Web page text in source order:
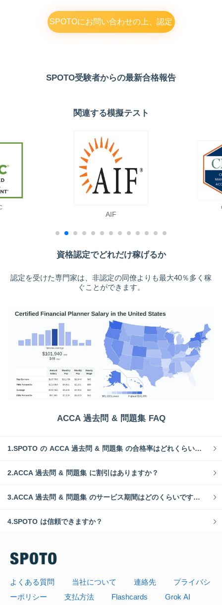
SPOTOにお問い合わせの上、認定
SPOTO受験者からの最新合格報告
関連する模擬テスト
AIF
資格認定でどれだけ稼げるか
認定を受けた専門家は、非認定の同僚よりも最大40％多く稼
ぐことができます。
ACCA 過去問 & 問題集 FAQ
1.SPOTO の ACCA 過去問 & 問題集 の合格率はどれくらいですか？
2.ACCA 過去問 & 問題集 に割引はありますか？
3.ACCA 過去問 & 問題集 のサービス期間はどのくらいですか？
4.SPOTO は信頼できますか？
よくある質問 当社について 連絡先
プライバシ
ーポリシー
支払方法 Flashcards Grok AI